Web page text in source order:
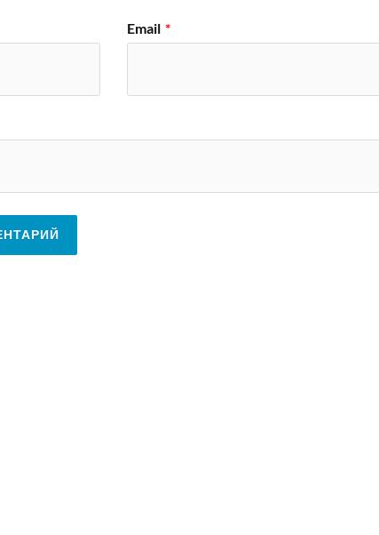
Email *